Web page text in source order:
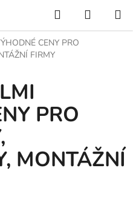
Hledat
KOŠÍK
CENY PRO
FIRMY
PRO
MONTÁŽNÍ